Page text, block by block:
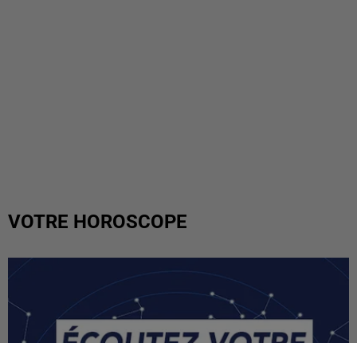
VOTRE HOROSCOPE